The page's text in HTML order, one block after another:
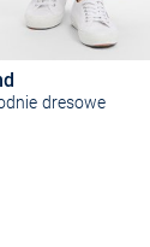
dresowe